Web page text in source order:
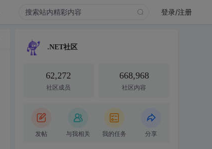
登录/注册
.NET社区
62,272
社区成员
668,968
社区内容
发帖 与我相关 我的任务 分享